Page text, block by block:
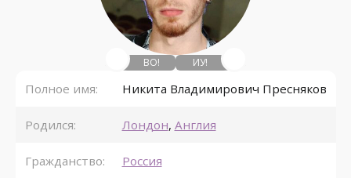
ВО! ИУ!
Полное имя: Никита Владимирович Пресняков
Родился: Лондон, Англия
Гражданство: Россия